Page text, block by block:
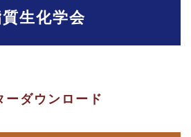
生化学会
ーダウンロード